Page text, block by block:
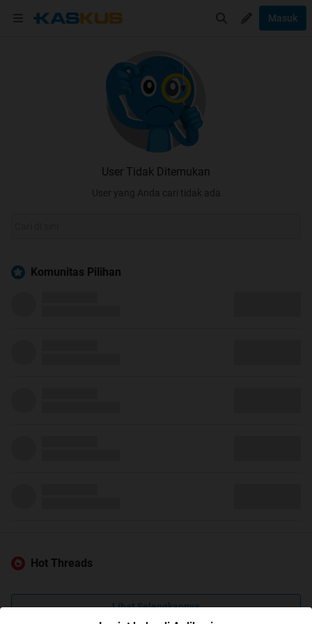
Masuk
User Tidak Ditemukan
User yang Anda cari tidak ada
Komunitas Pilihan
Hot Threads
Lihat Selengkapnya